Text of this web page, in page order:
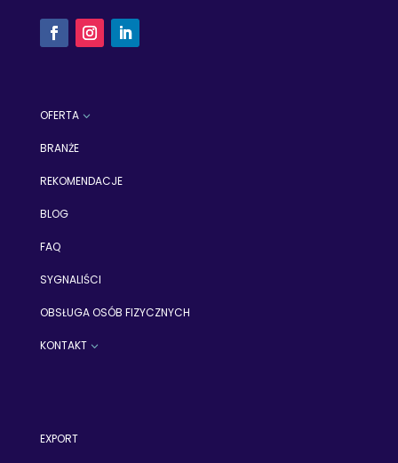
OFERTA3
BRANŻE
REKOMENDACJE
BLOG
FAQ
SYGNALIŚCI
OBSŁUGA OSÓB FIZYCZNYCH
KONTAKT3
EXPORT